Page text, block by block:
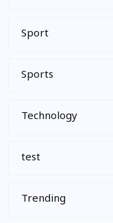
Sport
Sports
Technology
test
Trending